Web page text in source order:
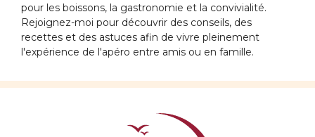
pour les boissons, la gastronomie et la convivialité.
Rejoignez-moi pour découvrir des conseils, des
recettes et des astuces afin de vivre pleinement
l'expérience de l'apéro entre amis ou en famille.